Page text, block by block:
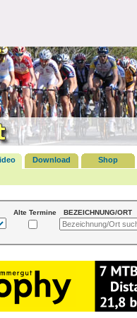
Download Shop
Alte Termine BEZEICHNUNG/ORT